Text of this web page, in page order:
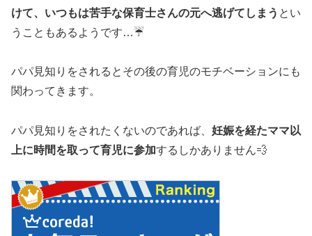
けて、いつもは苦手な保育士さんの元へ逃げてしまう とい
うこともあるようです…☔
パパ見知りをされるとその後の育児のモチベーションにも
関わってきます。
パパ見知りをされたくないのであれば、 妊娠を経たママ以
上に時間を取って育児に参加するしかありません💨